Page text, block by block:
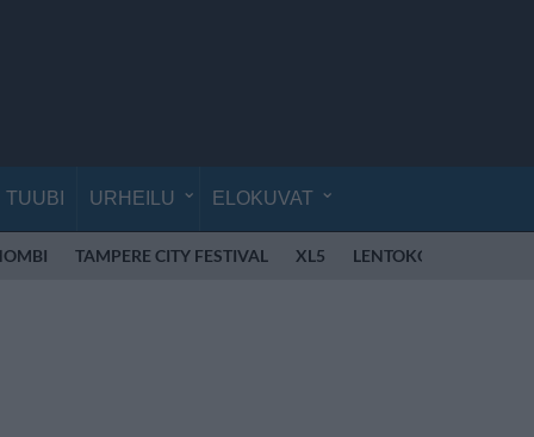
TUUBI URHEILU ELOKUVAT
TAMPERE CITY FESTIVAL XL5 LENTOKONE